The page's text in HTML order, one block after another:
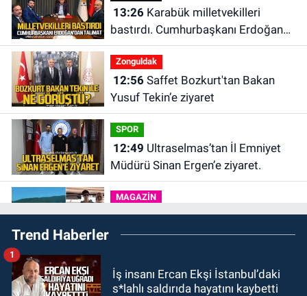
13:26Karabük milletvekilleri
bastırdı. Cumhurbaşkanı Erdoğan
talimat verdi
Zonguldak
12:56Saffet Bozkurt'tan Bakan
Yusuf Tekin’e ziyaret
SPOR
12:49
Müdürü Sinan Ergen’e ziyaret.
MAGAZİN
12:31Ülkü Hilal Çiftçi’nin babası
Ünal Çiftçi suç duyurusunda
ortaya çıktı.
12:00Olcay Can görevine resmen
Trend Haberler
İş insanı Ercan Ekşi İstanbul’daki
s*lahlı saldırıda hayatını kaybetti
1